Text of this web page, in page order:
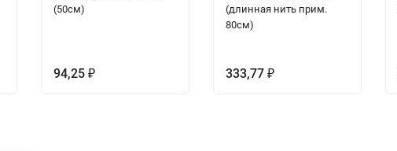
(50см)
94,25 ₽
(длинная нить прим.
80см)
333,77 ₽